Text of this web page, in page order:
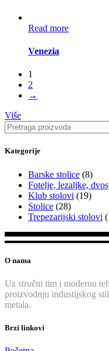
Read more
Venezia
1
2
→
Više
Search
for:
Kategorije
Barske stolice (8)
Fotelje, lezaljke,
Klub stolovi (19)
Stolice (28)
Trepezarijski stolovi
O nama
Uz stručni tim i modernu
proizvodnju industijskog
metala.
Brzi linkovi